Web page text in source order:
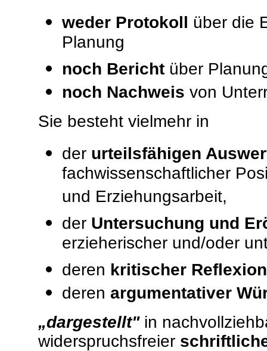
weder Protokoll über die
Planung
noch Berichtüber
noch Nachweis von
Sie besteht vielmehr in
der urteilsfähigen
fachwissenschaftlicher
und Erziehungsarbeit,
der Untersuchung und
erzieherischer und/oder
deren kritischer Reflexion
deren argumentativer
„dargestellt"in
widerspruchsfreier